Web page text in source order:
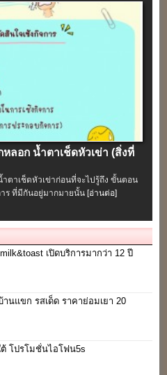
หลอก น้ำตาเช็ดหัวเข่า (สิ่งที่
ำตาเช็ดหัวเข่าก่อนที่จะไปรู้ถึง ขั้นตอน
าร ที่มีกันอยู่มากมายนั้น[อ่านต่อ]
เปิดบริการมากว่า 12 ปี
นแขก รสเด็ด ราคาย่อมเยา 20
โปรโมชั่นไอโฟน5s